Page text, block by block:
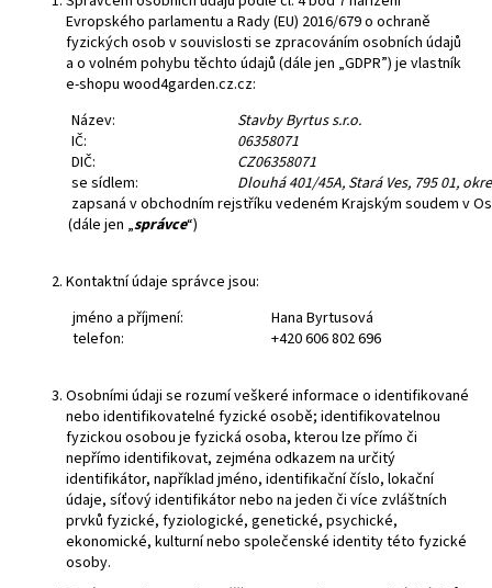
Evropského parlamentu a Rady (EU) 2016/679 o ochraně
fyzických osob v souvislosti se zpracováním osobních údajů
a o volném pohybu těchto údajů (dále jen „GDPR”) je vlastník
e-shopu wood4garden.cz.cz:
Název:
Stavby Byrtus s.r.o.
IČ:
06358071
DIČ:
CZ06358071
se sídlem:
Dlouhá 401/45A, Stará Ves, 795 01,
zapsaná v obchodním rejstříku vedeném Krajským soudem v
(dále jen „správce“)
Kontaktní údaje správce jsou:
jméno a příjmení:
Hana Byrtusová
telefon:
+420 606 802 696
Osobními údaji se rozumí veškeré informace o identifikované
nebo identifikovatelné fyzické osobě; identifikovatelnou
fyzickou osobou je fyzická osoba, kterou lze přímo či
nepřímo identifikovat, zejména odkazem na určitý
identifikátor, například jméno, identifikační číslo, lokační
údaje, síťový identifikátor nebo na jeden či více zvláštních
prvků fyzické, fyziologické, genetické, psychické,
ekonomické, kulturní nebo společenské identity této fyzické
osoby.
HLEDAT